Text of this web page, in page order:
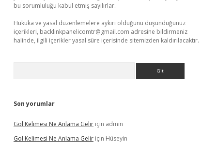
bu sorumluluğu kabul etmiş sayılırlar.
Hukuka ve yasal düzenlemelere aykırı olduğunu düşündüğünüz
içerikleri, backlinkpanelicomtr@gmail.com adresine bildirmeniz
halinde, ilgili içerikler yasal süre içerisinde sitemizden kaldırılacaktır.
Son yorumlar
Gol Kelimesi Ne Anlama Gelir için admin
Gol Kelimesi Ne Anlama Gelir için Hüseyin